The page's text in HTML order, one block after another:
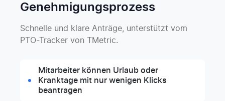
Genehmigungsprozess
Schnelle und klare Anträge, unterstützt vom
PTO-Tracker von TMetric.
Mitarbeiter können Urlaub oder
Kranktage mit nur wenigen Klicks
beantragen